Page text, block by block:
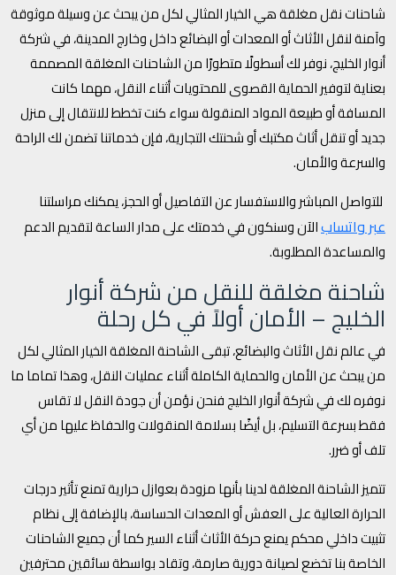
شاحنات نقل مغلقة هي الخيار المثالي لكل من يبحث عن وسيلة موثوقة
وآمنة لنقل الأثاث أو المعدات أو البضائع داخل وخارج المدينة، في شركة
أنوار الخليج، نوفر لك أسطولًا متطورًا من الشاحنات المغلقة المصممة
بعناية لتوفير الحماية القصوى للمحتويات أثناء النقل، مهما كانت
المسافة أو طبيعة المواد المنقولة سواء كنت تخطط للانتقال إلى منزل
جديد أو تنقل أثاث مكتبك أو شحنتك التجارية، فإن خدماتنا تضمن لك الراحة
والسرعة والأمان.
للتواصل المباشر والاستفسار عن التفاصيل أو الحجز، يمكنك مراسلتنا
عبر واتسابالآن وسنكون في خدمتك على مدار الساعة لتقديم الدعم
والمساعدة المطلوبة.
شاحنة مغلقة للنقل من شركة أنوار
الخليج – الأمان أولاً في كل رحلة
في عالم نقل الأثاث والبضائع، تبقى الشاحنة المغلقة الخيار المثالي لكل
من يبحث عن الأمان والحماية الكاملة أثناء عمليات النقل، وهذا تماما ما
نوفره لك في شركة أنوار الخليج فنحن نؤمن أن جودة النقل لا تقاس
فقط بسرعة التسليم، بل أيضًا بسلامة المنقولات والحفاظ عليها من أي
تلف أو ضرر.
تتميز الشاحنة المغلقة لدينا بأنها مزودة بعوازل حرارية تمنع تأثير درجات
الحرارة العالية على العفش أو المعدات الحساسة، بالإضافة إلى نظام
تثبيت داخلي محكم يمنع حركة الأثاث أثناء السير كما أن جميع الشاحنات
الخاصة بنا تخضع لصيانة دورية صارمة، وتقاد بواسطة سائقين محترفين